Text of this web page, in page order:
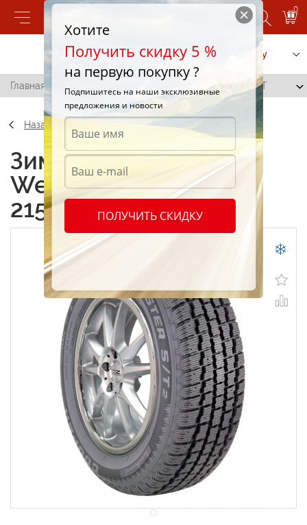
0
Позвонить Заказать услугу
Главная / Cooper Weather Master S/T 2 215/55 R16 97T
Назад
Зимние шины Cooper
Weather Master S/T 2
215/55 R16 97T
Хотите
Получить скидку 5 %
на первую покупку ?
Подпишитесь на наши эксклюзивные
предложения и новости
ПОЛУЧИТЬ СКИДКУ